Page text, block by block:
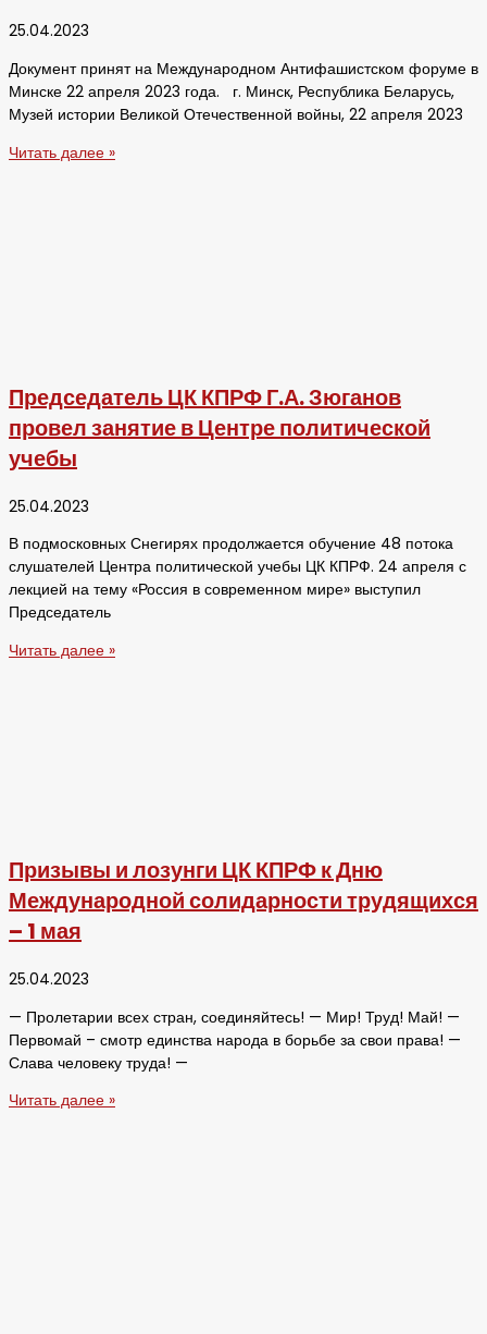
25.04.2023
Документ принят на Международном Антифашистском форуме в
Минске 22 апреля 2023 года. г. Минск, Республика Беларусь,
Музей истории Великой Отечественной войны, 22 апреля 2023
Читать далее »
Председатель ЦК КПРФ Г.А. Зюганов
провел занятие в Центре политической
учебы
25.04.2023
В подмосковных Снегирях продолжается обучение 48 потока
слушателей Центра политической учебы ЦК КПРФ. 24 апреля с
лекцией на тему «Россия в современном мире» выступил
Председатель
Читать далее »
Призывы и лозунги ЦК КПРФ к Дню
Международной солидарности трудящихся
– 1 мая
25.04.2023
— Пролетарии всех стран, соединяйтесь! — Мир! Труд! Май! —
Первомай – смотр единства народа в борьбе за свои права! —
Слава человеку труда! —
Читать далее »